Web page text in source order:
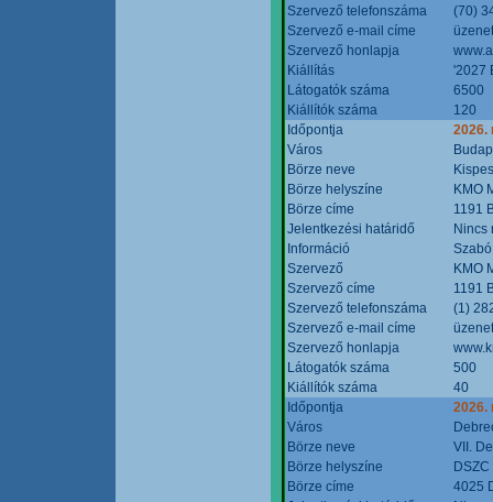
Szervező telefonszáma
(70)
Szervező e-mail címe
Szervező honlapja
Kiállítás
'2027
Látogatók száma
6500
Kiállítók száma
120
Időpontja
2026.
Város
Börze neve
Börze helyszíne
KMO
Börze címe
1191
Jelentkezési határidő
Nincs
Információ
Szervező
KMO
Szervező címe
1191
Szervező telefonszáma
(1)
Szervező e-mail címe
Szervező honlapja
Látogatók száma
500
Kiállítók száma
40
Időpontja
2026.
Város
Börze neve
VII.
Börze helyszíne
Börze címe
4025